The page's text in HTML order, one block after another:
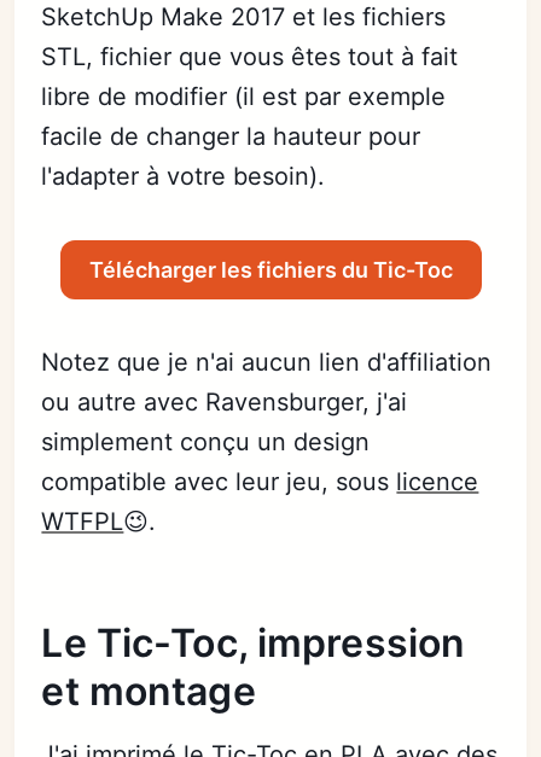
SketchUp Make 2017 et les fichiers
STL, fichier que vous êtes tout à fait
libre de modifier (il est par exemple
facile de changer la hauteur pour
l'adapter à votre besoin).
Télécharger les fichiers du Tic-Toc
Notez que je n'ai aucun lien d'affiliation
ou autre avec Ravensburger, j'ai
simplement conçu un design
compatible avec leur jeu, sous licence
WTFPL😉.
Le Tic-Toc, impression
et montage